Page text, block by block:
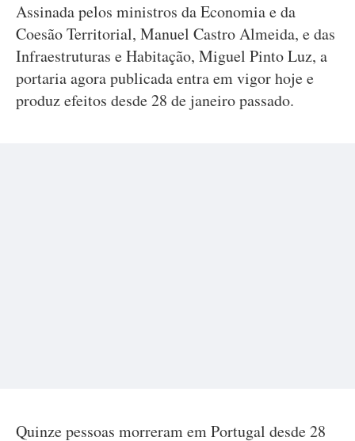
Assinada pelos ministros da Economia e da
Coesão Territorial, Manuel Castro Almeida, e das
Infraestruturas e Habitação, Miguel Pinto Luz, a
portaria agora publicada entra em vigor hoje e
produz efeitos desde 28 de janeiro passado.
Quinze pessoas morreram em Portugal desde 28